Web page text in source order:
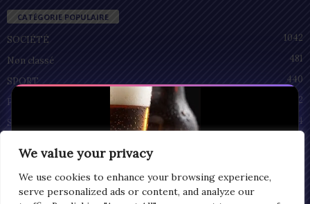
We value your privacy
We use cookies to enhance your browsing experience,
serve personalized ads or content, and analyze our
CATÉGORIE POPULAIRE
SOCIÉTÉ
1042
Non classé
481
SPORT
440
POLITIQUE
212
SANTÉ
94